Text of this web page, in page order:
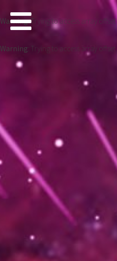
Warning: Trying to access array offset
Warning: Trying to access array